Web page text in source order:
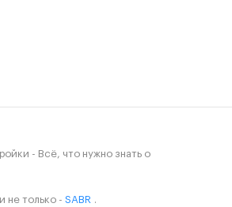
- Всё, что нужно знать о
не только - SABR